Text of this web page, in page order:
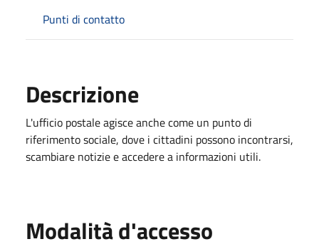
Punti di contatto
Descrizione
L'ufficio postale agisce anche come un punto di
riferimento sociale, dove i cittadini possono incontrarsi,
scambiare notizie e accedere a informazioni utili.
Modalità d'accesso